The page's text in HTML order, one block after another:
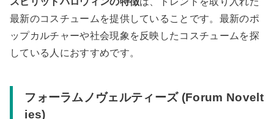
最新のコスチュームを提供していることです。最新のポ
ップカルチャーや社会現象を反映したコスチュームを探
している人におすすめです。
フォーラムノヴェルティーズ (Forum Novelt
ies)